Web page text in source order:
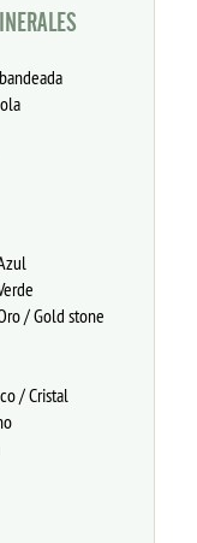
/ Gold stone
/ Cristal